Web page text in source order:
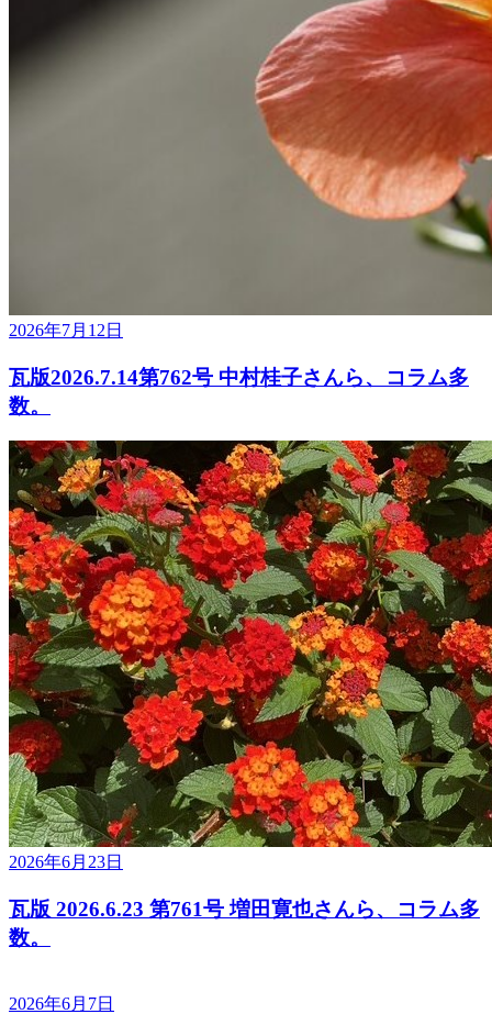
2026年7月12日
瓦版2026.7.14第762号 中村桂子さんら、コラム多
数。
2026年6月23日
瓦版 2026.6.23 第761号 増田寛也さんら、コラム多
数。
2026年6月7日